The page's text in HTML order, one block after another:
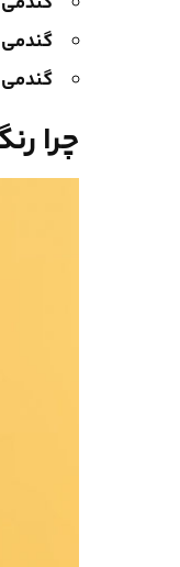
گندمی
چرا